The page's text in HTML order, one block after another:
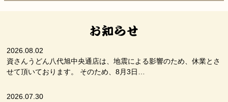
2026.08.02
資さんうどん八代旭中央通店は、地震による影響のため、休業とさ
せて頂いております。 そのため、8月3日…
2026.07.30